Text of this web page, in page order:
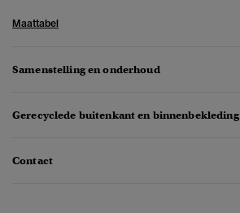
Maattabel
Samenstelling en onderhoud
Gerecyclede buitenkant en binnenbekleding
Contact